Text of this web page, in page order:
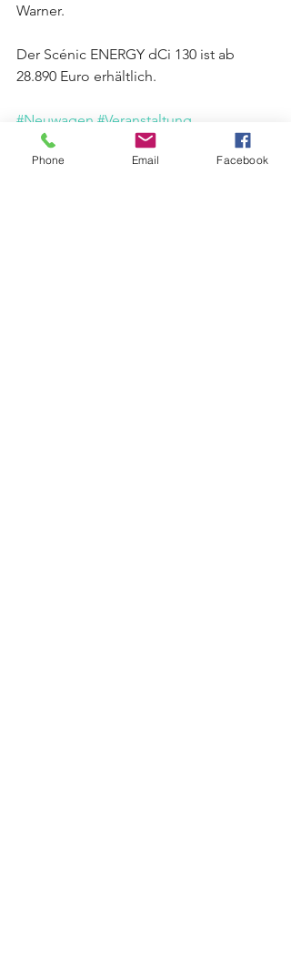
Warner.
Der Scénic ENERGY dCi 130 ist ab
28.890 Euro erhältlich.
#Neuwagen #Veranstaltung
Phone Email Facebook